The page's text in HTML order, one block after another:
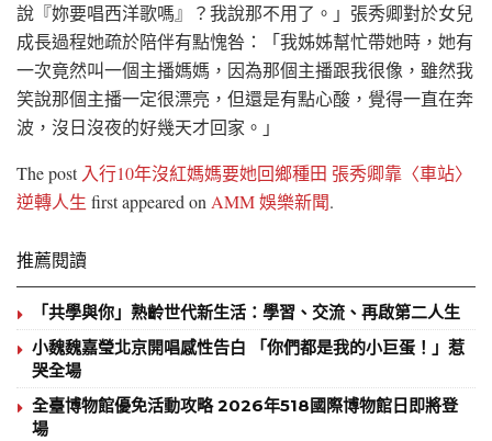
說『妳要唱西洋歌嗎』？我說那不用了。」張秀卿對於女兒
成長過程她疏於陪伴有點愧咎：「我姊姊幫忙帶她時，她有
一次竟然叫一個主播媽媽，因為那個主播跟我很像，雖然我
笑說那個主播一定很漂亮，但還是有點心酸，覺得一直在奔
波，沒日沒夜的好幾天才回家。」
The post 入行10年沒紅媽媽要她回鄉種田 張秀卿靠〈車站〉
逆轉人生 first appeared on AMM 娛樂新聞.
推薦閱讀
「共學與你」熟齡世代新生活：學習、交流、再啟第二人生
小魏魏嘉瑩北京開唱感性告白 「你們都是我的小巨蛋！」惹
哭全場
全臺博物館優免活動攻略 2026年518國際博物館日即將登
場